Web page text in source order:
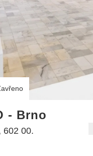
- Brno
602 00.